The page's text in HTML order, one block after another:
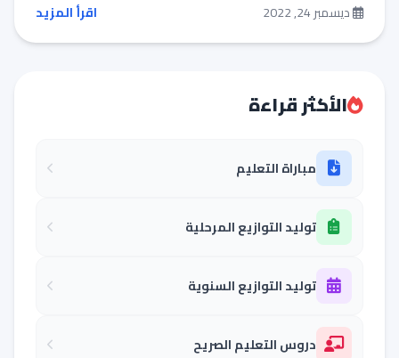
ديسمبر 24, 2022 اقرأ المزيد
الأكثر قراءة
مباراة التعليم
توليد التوازيع المرحلية
توليد التوازيع السنوية
دروس التعليم الصريح